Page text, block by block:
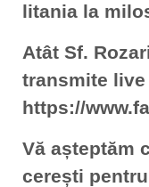
litania la
Atât Sf.
transmite
https://
Vă așteptăm
cerești